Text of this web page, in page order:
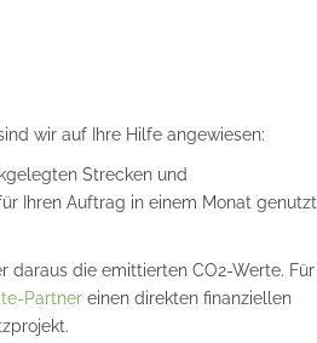
wir auf Ihre Hilfe angewiesen:
Strecken und
Ihren Auftrag in einem Monat genutzt
daraus die emittierten CO2-Werte. Für
Partnereinen direkten finanziellen